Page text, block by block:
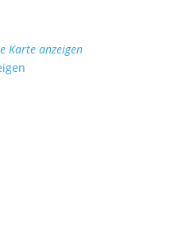
Karte anzeigen